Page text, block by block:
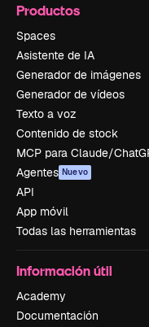
Productos
Spaces
Asistente de IA
Generador de imágenes
Generador de vídeos
Texto a voz
Contenido de stock
MCP para Claude/
Agentes Nuevo
API
App móvil
Todas las herramientas
Información útil
Academy
Documentación